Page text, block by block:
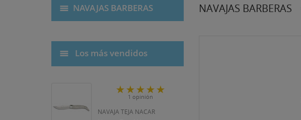
NAVAJAS BARBERAS
Los más vendidos
1 opinión
NAVAJA TEJA NACAR
NAVAJAS BARBERAS